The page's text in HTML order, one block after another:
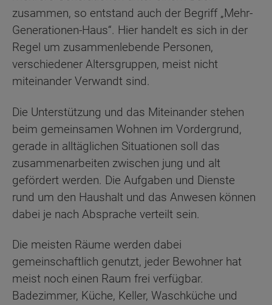
zusammen, so entstand auch der Begriff „Mehr-
Generationen-Haus“. Hier handelt es sich in der
Regel um zusammenlebende Personen,
verschiedener Altersgruppen, meist nicht
miteinander Verwandt sind.
Die Unterstützung und das Miteinander stehen
beim gemeinsamen Wohnen im Vordergrund,
gerade in alltäglichen Situationen soll das
zusammenarbeiten zwischen jung und alt
gefördert werden. Die Aufgaben und Dienste
rund um den Haushalt und das Anwesen können
dabei je nach Absprache verteilt sein.
Die meisten Räume werden dabei
gemeinschaftlich genutzt, jeder Bewohner hat
meist noch einen Raum frei verfügbar.
Badezimmer, Küche, Keller, Waschküche und